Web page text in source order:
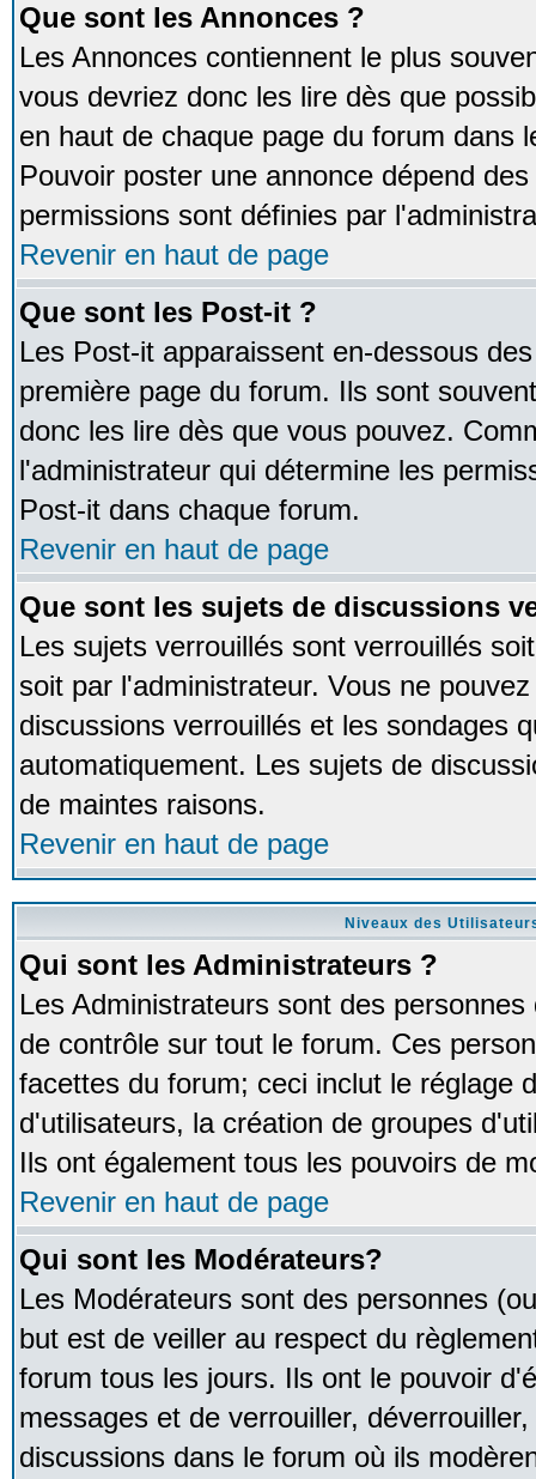
Que sont les Annonces ?
Les Annonces contiennent le plus
vous devriez donc les lire dès que
en haut de chaque page du forum dans
Pouvoir poster une annonce dépend
permissions sont définies par
Revenir en haut de page
Que sont les Post-it ?
Les Post-it apparaissent en-dessous
première page du forum. Ils sont
donc les lire dès que vous pouvez.
l'administrateur qui détermine les
Post-it dans chaque forum.
Revenir en haut de page
Que sont les sujets de discussions
Les sujets verrouillés sont verrouillés
soit par l'administrateur. Vous ne
discussions verrouillés et les sondages
automatiquement. Les sujets de
de maintes raisons.
Revenir en haut de page
Niveaux des
Qui sont les Administrateurs ?
Les Administrateurs sont des
de contrôle sur tout le forum. Ces
facettes du forum; ceci inclut le réglage
d'utilisateurs, la création de groupes
Ils ont également tous les pouvoirs de
Revenir en haut de page
Qui sont les Modérateurs?
Les Modérateurs sont des personnes
but est de veiller au respect du
forum tous les jours. Ils ont le pouvoir
messages et de verrouiller,
discussions dans le forum où ils